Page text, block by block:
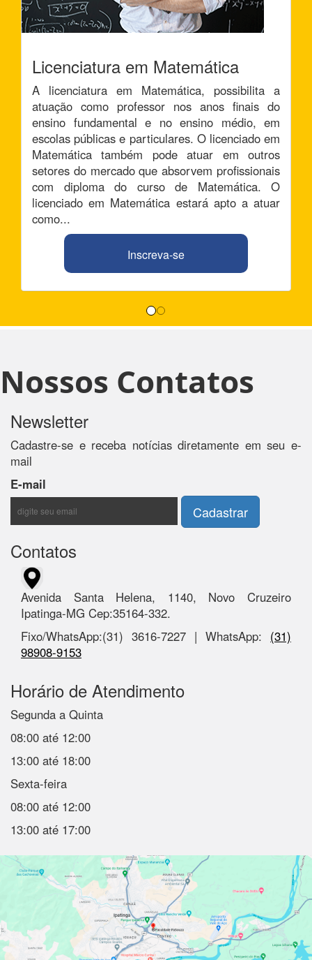
Licenciatura em Matemática
A licenciatura em Matemática, possibilita a
atuação como professor nos anos finais do
ensino fundamental e no ensino médio, em
escolas públicas e particulares. O licenciado em
Matemática também pode atuar em outros
setores do mercado que absorvem profissionais
com diploma do curso de Matemática. O
licenciado em Matemática estará apto a atuar
como...
Inscreva-se
Nossos Contatos
Newsletter
Cadastre-se e receba notícias diretamente em seu e-
mail
E-mail
Contatos
Avenida Santa Helena, 1140, Novo Cruzeiro
Ipatinga-MG Cep:35164-332.
Fixo/WhatsApp:(31) 3616-7227 | WhatsApp: (31)
98908-9153
Horário de Atendimento
Segunda a Quinta
08:00 até 12:00
13:00 até 18:00
Sexta-feira
08:00 até 12:00
13:00 até 17:00